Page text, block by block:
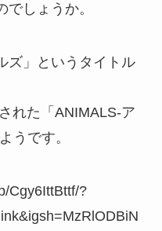
しょうか。
ズ」というタイトル
れた「ANIMALS-ア
うです。
Cgy6IttBttf/?